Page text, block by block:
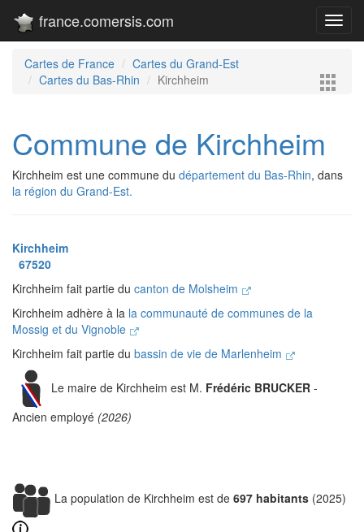
france.comersis.com
Cartes de France
Cartes du Grand-Est
Cartes du Bas-Rhin
Kirchheim
Commune de Kirchheim
Kirchheim est une commune du département du Bas-Rhin, dans
la région du Grand-Est.
Kirchheim
67520
Kirchheim fait partie du canton de Molsheim
Kirchheim adhère à la la communauté de communes de la
Mossig et du Vignoble
Kirchheim fait partie du bassin de vie de Marlenheim
Le maire de Kirchheim est M. Frédéric BRUCKER -
Ancien employé (2026)
La population de Kirchheim est de 697 habitants (2025)